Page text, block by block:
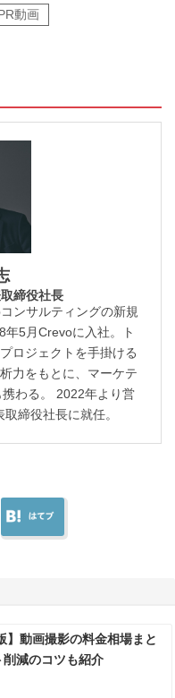
動画
締役社長
ンサルティングの新規
5月Crevoに入社。ト
ロジェクトを手掛ける
力をもとに、マーケテ
わる。 2022年より営
締役社長に就任。
】動画撮影の料金相場まと
削減のコツも紹介